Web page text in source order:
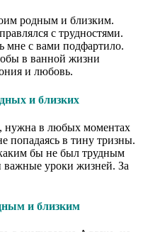
родным и близким.
с трудностями.
мне с вами подфартило.
в ванной жизни
и любовь.
и близких
нужна в любых моментах
попадаясь в тину тризны.
бы не был трудным
важные уроки жизней. За
и близким